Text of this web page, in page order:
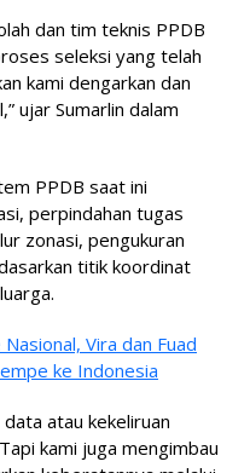
dan tim teknis PPDB
seleksi yang telah
kami dengarkan dan
ujar Sumarlin dalam
PPDB saat ini
perpindahan tugas
zonasi, pengukuran
titik koordinat
Vira dan Fuad
ke Indonesia
data atau kekeliruan
kami juga mengimbau